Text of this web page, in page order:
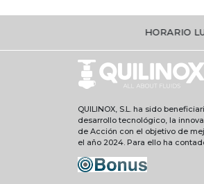
HORARIO LUNES A
QUILINOX, S.L. ha sido
desarrollo tecnológico, la
de Acción con el objetivo de
el año 2024. Para ello ha